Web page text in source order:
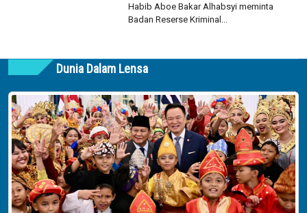
Habib Aboe Bakar Alhabsyi meminta
Badan Reserse Kriminal...
Dunia Dalam Lensa